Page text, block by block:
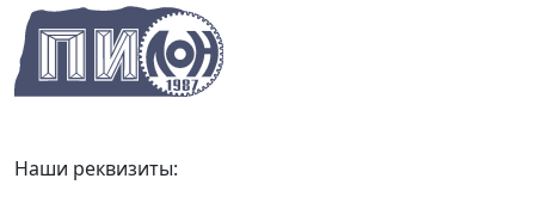
Наши реквизиты: